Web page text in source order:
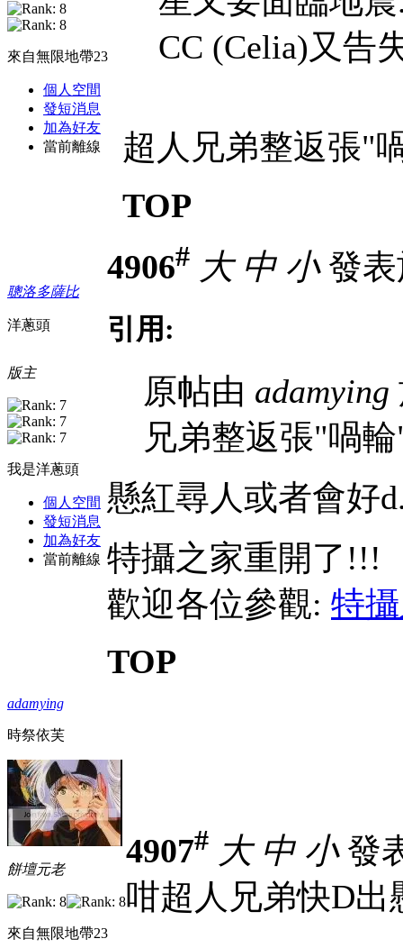
來自無限地帶23
個人空間
發短消息
加為好友
當前離線
CC (Celia)又告
超人兄弟整返張"
TOP
聰洛多薩比
洋蔥頭
版主
我是洋蔥頭
個人空間
發短消息
加為好友
當前離線
4906# 大 中 小發表
引用:
原帖由 adamying
兄弟整返張"喎
懸紅尋人或者會好
特攝之家重開了!!!
歡迎各位參觀: 特
TOP
adamying
時祭依芙
餅壇元老
來自無限地帶23
4907# 大 中 小發
咁超人兄弟快D出